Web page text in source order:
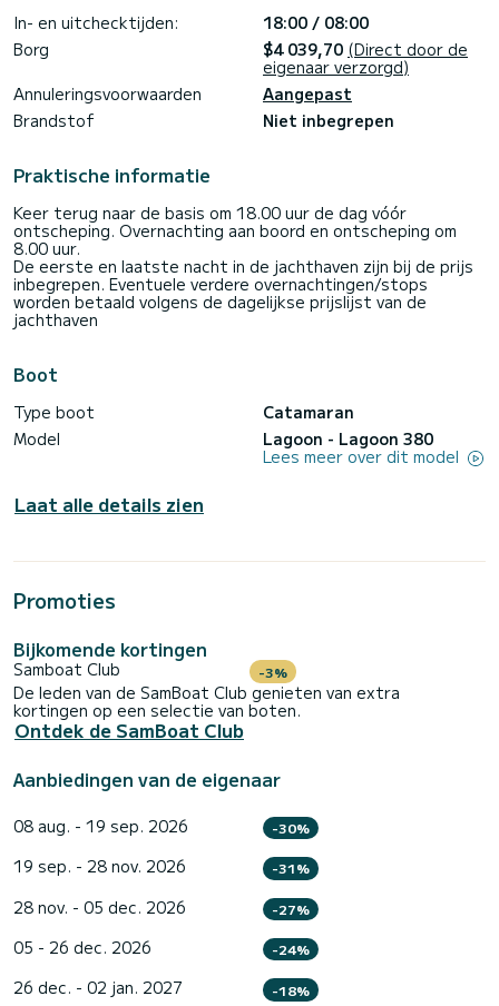
Voor Bij elk verzoek om informatie of boeking klikt u op de
knop "Vraag een offerte aan", een SamBoat-expert zal u het
In- en uitchecktijden:
18:00 / 08:00
Borg
$4 039,70 (Direct door de
eigenaar verzorgd)
Annuleringsvoorwaarden
Aangepast
Brandstof
Niet inbegrepen
Praktische informatie
Keer terug naar de basis om 18.00 uur de dag vóór
ontscheping. Overnachting aan boord en ontscheping om
8.00 uur.
De eerste en laatste nacht in de jachthaven zijn bij de prijs
inbegrepen. Eventuele verdere overnachtingen/stops
worden betaald volgens de dagelijkse prijslijst van de
jachthaven
Boot
Type boot
Catamaran
Model
Lagoon - Lagoon 380
Lees meer over dit model
Laat alle details zien
Promoties
Bijkomende kortingen
Samboat Club -3%
De leden van de SamBoat Club genieten van extra
kortingen op een selectie van boten.
Ontdek de SamBoat Club
Aanbiedingen van de eigenaar
08 aug. - 19 sep. 2026 -30%
19 sep. - 28 nov. 2026 -31%
28 nov. - 05 dec. 2026 -27%
05 - 26 dec. 2026 -24%
26 dec. - 02 jan. 2027 -18%